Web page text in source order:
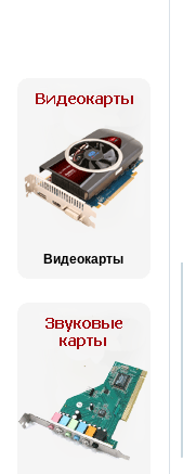
Видеокарты